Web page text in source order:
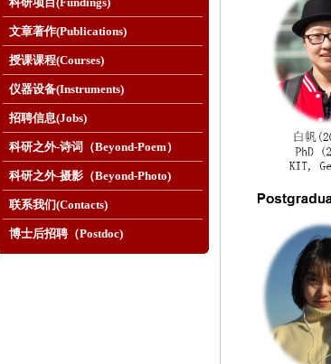
文章著作(Publications)
授课课程(Courses)
仪器设备(Instruments)
招聘信息(Jobs)
科研之外-诗词（Beyond-Poem）
科研之外-摄影（Beyond-Photo)
联系我们(Contacts)
博士后招聘（Postdoc)